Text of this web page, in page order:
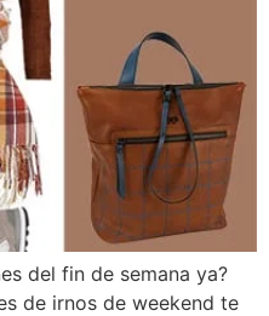
del fin de semana ya?
de irnos de weekend te